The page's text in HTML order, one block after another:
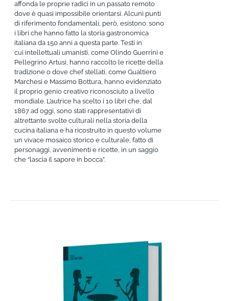
affonda le proprie radici in un passato remoto
dove è quasi impossibile orientarsi. Alcuni punti
di riferimento fondamentali, però, esistono: sono
i libri che hanno fatto la storia gastronomica
italiana da 150 anni a questa parte. Testi in
cui intellettuali umanisti, come Olindo Guerrini e
Pellegrino Artusi, hanno raccolto le ricette della
tradizione o dove chef stellati, come Gualtiero
Marchesi e Massimo Bottura, hanno evidenziato
il proprio genio creativo riconosciuto a livello
mondiale. L’autrice ha scelto i 10 libri che, dal
1867 ad oggi, sono stati rappresentativi di
altrettante svolte culturali nella storia della
cucina italiana e ha ricostruito in questo volume
un vivace mosaico storico e culturale, fatto di
personaggi, avvenimenti e ricette, in un saggio
che “lascia il sapore in bocca”.